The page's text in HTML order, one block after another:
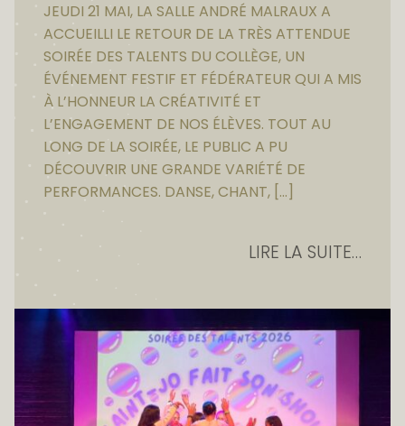
JEUDI 21 MAI, LA SALLE ANDRÉ MALRAUX A
ACCUEILLI LE RETOUR DE LA TRÈS ATTENDUE
SOIRÉE DES TALENTS DU COLLÈGE, UN
ÉVÉNEMENT FESTIF ET FÉDÉRATEUR QUI A MIS
À L’HONNEUR LA CRÉATIVITÉ ET
L’ENGAGEMENT DE NOS ÉLÈVES. TOUT AU
LONG DE LA SOIRÉE, LE PUBLIC A PU
DÉCOUVRIR UNE GRANDE VARIÉTÉ DE
PERFORMANCES. DANSE, CHANT, […]
LIRE LA SUITE…